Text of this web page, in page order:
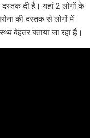
दस्तक दी है। यहां 2 लोगों के
की दस्तक से लोगों में
बेहतर बताया जा रहा है।